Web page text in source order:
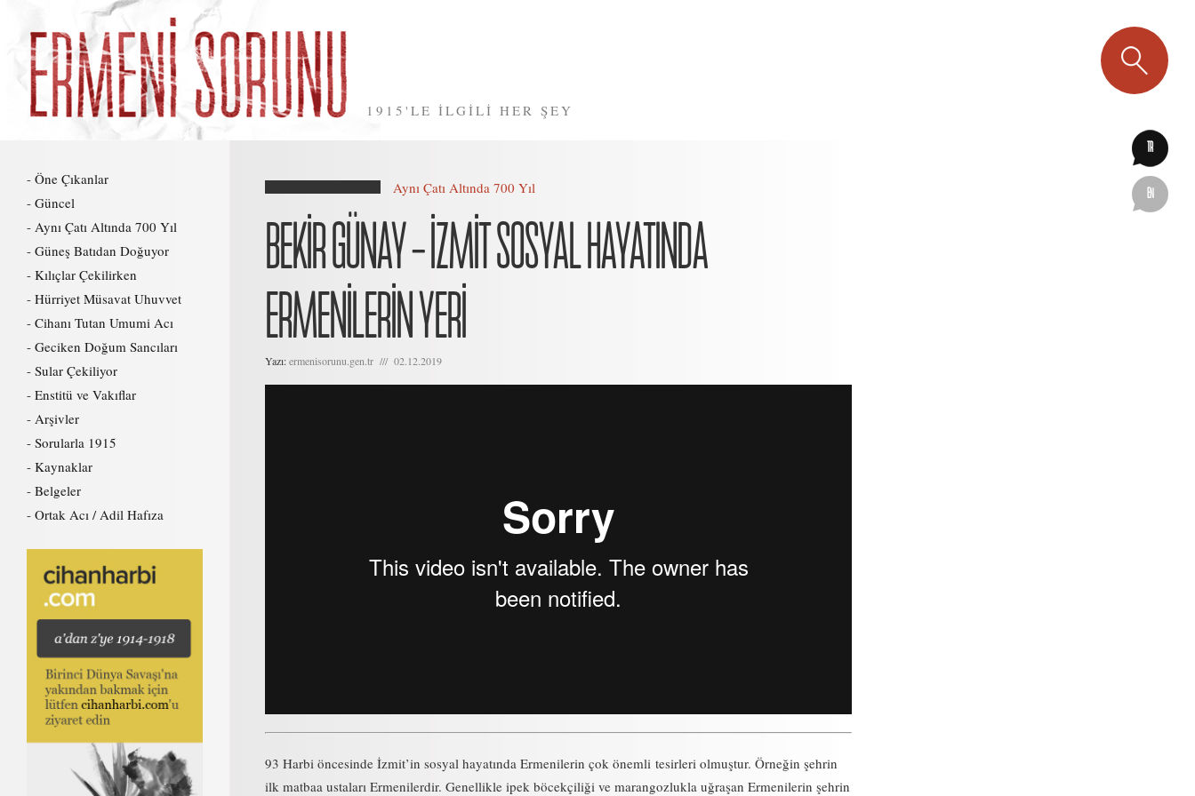
1915'LE İLGİLİ HER ŞEY
TR
EN
Öne Çıkanlar
Güncel
Aynı Çatı Altında 700 Yıl
Güneş Batıdan Doğuyor
Kılıçlar Çekilirken
Hürriyet Müsavat Uhuvvet
Cihanı Tutan Umumi Acı
Geciken Doğum Sancıları
Sular Çekiliyor
Enstitü ve Vakıflar
Arşivler
Sorularla 1915
Kaynaklar
Belgeler
Ortak Acı / Adil Hafıza
Aynı Çatı Altında 700 Yıl
BEKİR GÜNAY – İZMİT SOSYAL HAYATINDA
ERMENİLERİN YERİ
Yazı:ermenisorunu.gen.tr /// 02.12.2019
93 Harbi öncesinde İzmit’in sosyal hayatında Ermenilerin çok önemli tesirleri olmuştur. Örneğin şehrin
ilk matbaa ustaları Ermenilerdir. Genellikle ipek böcekçiliği ve marangozlukla uğraşan Ermenilerin şehrin